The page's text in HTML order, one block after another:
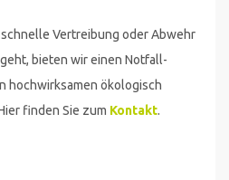
schnelle Vertreibung oder Abwehr
bieten wir einen Notfall-
hochwirksamen ökologisch
finden Sie zum Kontakt.